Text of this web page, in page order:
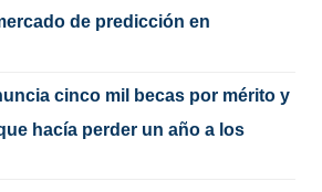
de predicción en
cinco mil becas por mérito y
hacía perder un año a los